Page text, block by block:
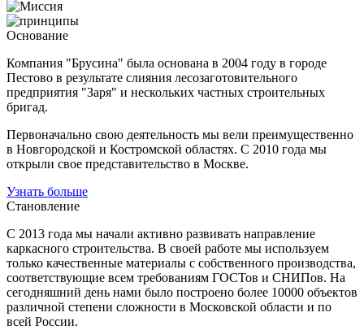
Основание
Компания "Брусина" была основана в 2004 году в городе
Пестово в результате слияния лесозаготовительного
предприятия "Заря" и нескольких частных строительных
бригад.
Первоначально свою деятельность мы вели преимущественно
в Новгородской и Костромской областях. С 2010 года мы
открыли свое представительство в Москве.
Узнать больше
Становление
С 2013 года мы начали активно развивать направление
каркасного строительства. В своей работе мы используем
только качественные материалы с собственного производства,
соответствующие всем требованиям ГОСТов и СНИПов. На
сегодняшний день нами было построено более 10000 объектов
различной степени сложности в Московской области и по
всей России.